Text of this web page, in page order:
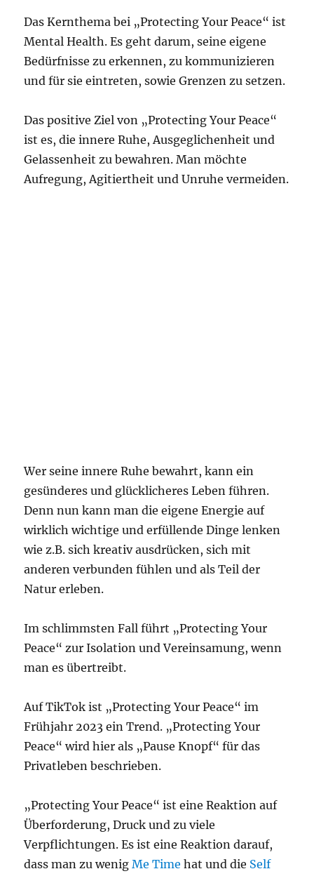
Das Kernthema bei „Protecting Your Peace“ ist
Mental Health. Es geht darum, seine eigene
Bedürfnisse zu erkennen, zu kommunizieren
und für sie eintreten, sowie Grenzen zu setzen.
Das positive Ziel von „Protecting Your Peace“
ist es, die innere Ruhe, Ausgeglichenheit und
Gelassenheit zu bewahren. Man möchte
Aufregung, Agitiertheit und Unruhe vermeiden.
Wer seine innere Ruhe bewahrt, kann ein
gesünderes und glücklicheres Leben führen.
Denn nun kann man die eigene Energie auf
wirklich wichtige und erfüllende Dinge lenken
wie z.B. sich kreativ ausdrücken, sich mit
anderen verbunden fühlen und als Teil der
Natur erleben.
Im schlimmsten Fall führt „Protecting Your
Peace“ zur Isolation und Vereinsamung, wenn
man es übertreibt.
Auf TikTok ist „Protecting Your Peace“ im
Frühjahr 2023 ein Trend. „Protecting Your
Peace“ wird hier als „Pause Knopf“ für das
Privatleben beschrieben.
„Protecting Your Peace“ ist eine Reaktion auf
Überforderung, Druck und zu viele
Verpflichtungen. Es ist eine Reaktion darauf,
dass man zu wenigMe Time hat und die Self